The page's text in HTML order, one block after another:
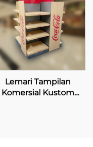
Lemari Tampilan
Komersial Kustom